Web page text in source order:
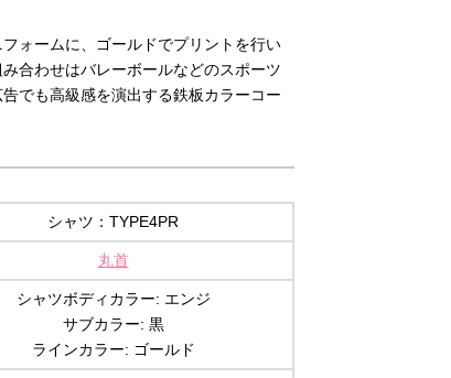
ォームに、ゴールドでプリントを行い
合わせはバレーボールなどのスポーツ
でも高級感を演出する鉄板カラーコー
シャツ：TYPE4PR
丸首
シャツボディカラー: エンジ
サブカラー: 黒
ラインカラー: ゴールド